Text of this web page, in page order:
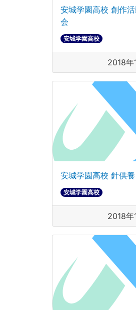
安城学園高校 創作
会
安城学園高校
2018年
安城学園高校 針供養
安城学園高校
2018年